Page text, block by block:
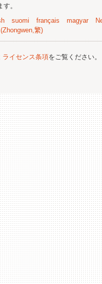
。
suomi français magyar
繁)
ライセンス条項をご覧ください